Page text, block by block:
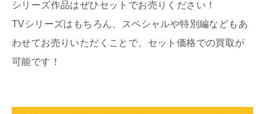
シリーズ作品はぜひセットでお売りください！
TVシリーズはもちろん、スペシャルや特別編などもあ
わせてお売りいただくことで、セット価格での買取が
可能です！